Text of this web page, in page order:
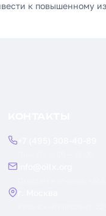
к повышенному